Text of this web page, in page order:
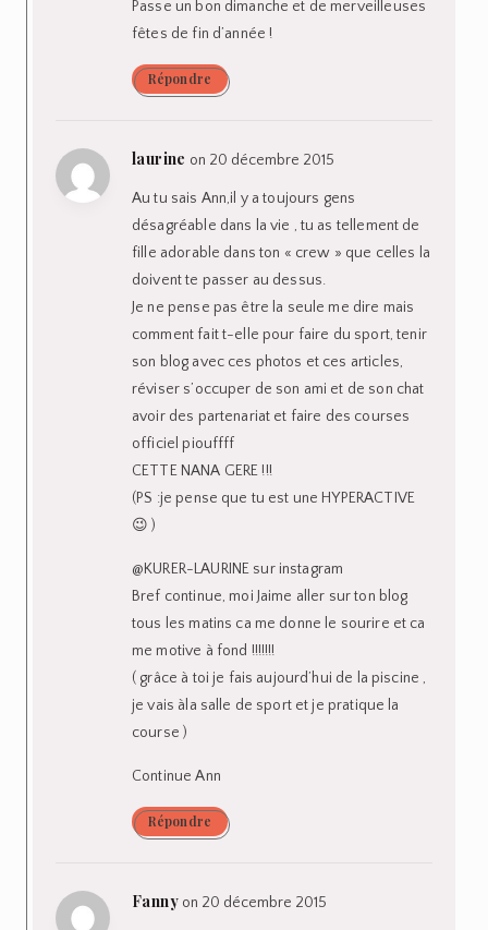
Passe un bon dimanche et de merveilleuses
fêtes de fin d’année !
Répondre
laurine on 20 décembre 2015
Au tu sais Ann,il y a toujours gens
désagréable dans la vie , tu as tellement de
fille adorable dans ton « crew » que celles la
doivent te passer au dessus.
Je ne pense pas être la seule me dire mais
comment fait t-elle pour faire du sport, tenir
son blog avec ces photos et ces articles,
réviser s’occuper de son ami et de son chat
avoir des partenariat et faire des courses
officiel piouffff
CETTE NANA GERE !!!
(PS :je pense que tu est une HYPERACTIVE
😉 )
@KURER-LAURINE sur instagram
Bref continue, moi Jaime aller sur ton blog
tous les matins ca me donne le sourire et ca
me motive à fond !!!!!!!
( grâce à toi je fais aujourd’hui de la piscine ,
je vais àla salle de sport et je pratique la
course )
Continue Ann
Répondre
Fanny on 20 décembre 2015